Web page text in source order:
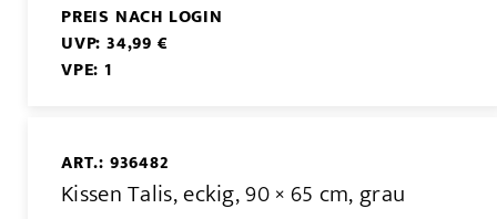
PREIS NACH LOGIN
UVP: 34,99 €
VPE: 1
ART.: 936482
Kissen Talis, eckig, 90 × 65 cm, grau